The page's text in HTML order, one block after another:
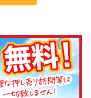
ありがとうござ
りに、メーカー
ます。お客様目